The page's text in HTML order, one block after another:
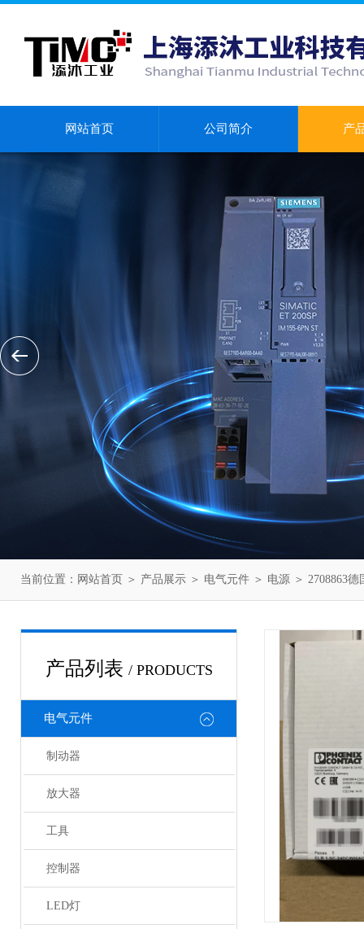
网站首页 公司简介 产
当前位置： 网站首页 ＞ 产品展示 ＞ 电气元件 ＞ 电源 ＞ 2708863
产品列表 / PRODUCTS
电气元件
制动器
放大器
工具
控制器
LED灯